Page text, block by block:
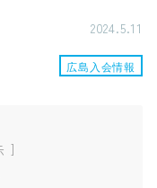
2024.5.11
広島入会情報
]